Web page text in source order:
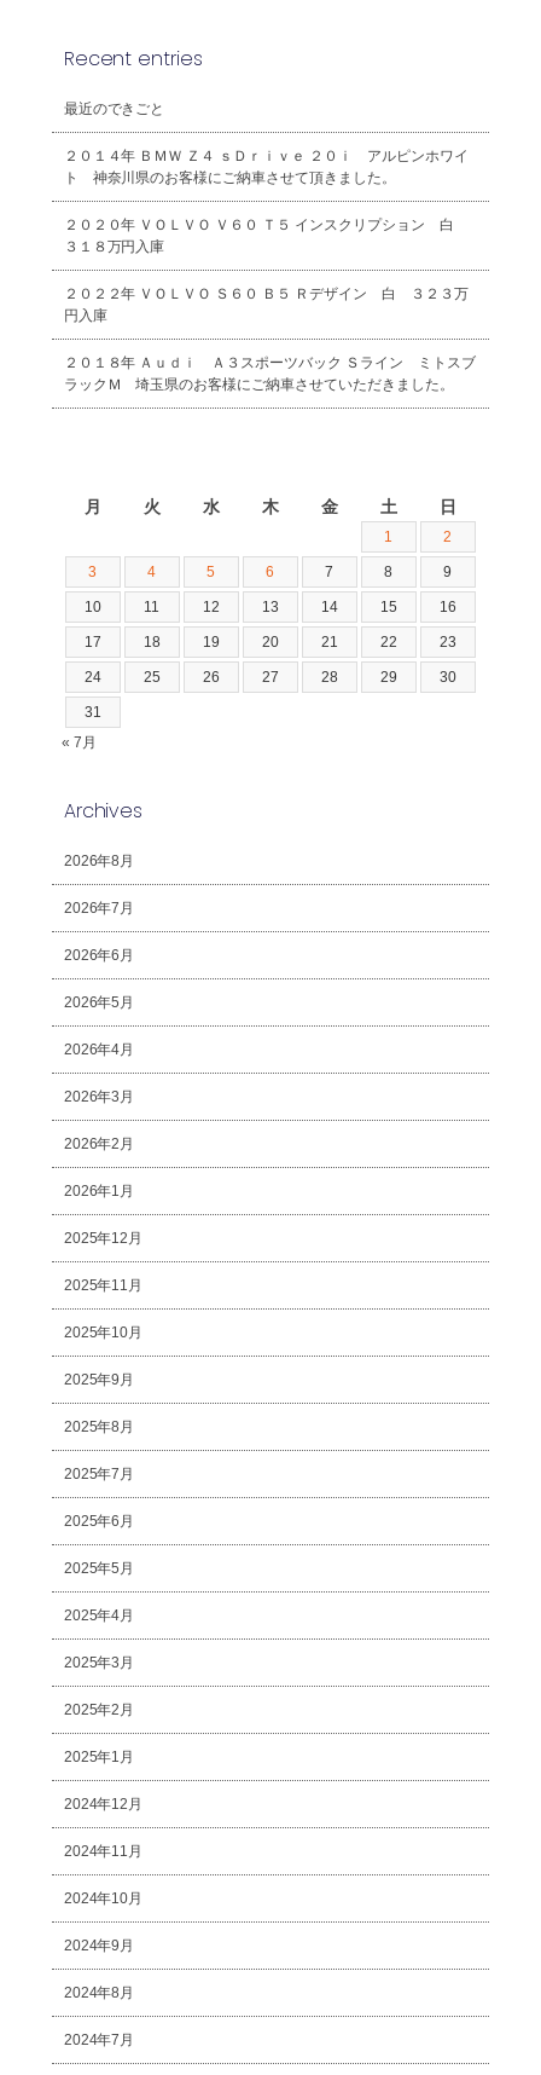
Recent entries
最近のできごと
２０１４年 ＢＭＷ Ｚ４ ｓＤｒｉｖｅ ２０ｉ アルピンホワイ
ト 神奈川県のお客様にご納車させて頂きました。
２０２０年 ＶＯＬＶＯ Ｖ６０ Ｔ５ インスクリプション 白
３１８万円入庫
２０２２年 ＶＯＬＶＯ Ｓ６０ Ｂ５ Ｒデザイン 白 ３２３万
円入庫
２０１８年 Ａｕｄｉ Ａ３スポーツバック Ｓライン ミトスブ
ラックＭ 埼玉県のお客様にご納車させていただきました。
月 火 水 木 金 土 日
1 2
3 4 5 6 7 8 9
10 11 12 13 14 15 16
17 18 19 20 21 22 23
24 25 26 27 28 29 30
31
« 7月
Archives
2026年8月
2026年7月
2026年6月
2026年5月
2026年4月
2026年3月
2026年2月
2026年1月
2025年12月
2025年11月
2025年10月
2025年9月
2025年8月
2025年7月
2025年6月
2025年5月
2025年4月
2025年3月
2025年2月
2025年1月
2024年12月
2024年11月
2024年10月
2024年9月
2024年8月
2024年7月